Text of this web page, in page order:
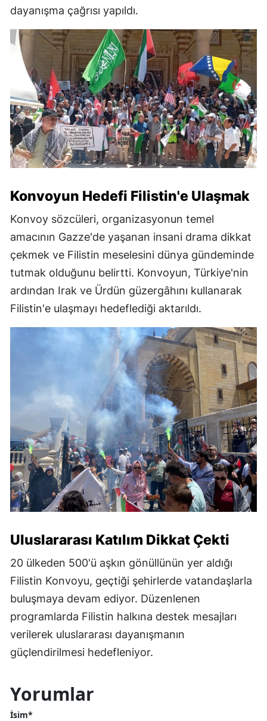
dayanışma çağrısı yapıldı.
Konvoyun Hedefi Filistin'e Ulaşmak
Konvoy sözcüleri, organizasyonun temel
amacının Gazze'de yaşanan insani drama dikkat
çekmek ve Filistin meselesini dünya gündeminde
tutmak olduğunu belirtti. Konvoyun, Türkiye'nin
ardından Irak ve Ürdün güzergâhını kullanarak
Filistin'e ulaşmayı hedeflediği aktarıldı.
Uluslararası Katılım Dikkat Çekti
20 ülkeden 500'ü aşkın gönüllünün yer aldığı
Filistin Konvoyu, geçtiği şehirlerde vatandaşlarla
buluşmaya devam ediyor. Düzenlenen
programlarda Filistin halkına destek mesajları
verilerek uluslararası dayanışmanın
güçlendirilmesi hedefleniyor.
Yorumlar
İsim*